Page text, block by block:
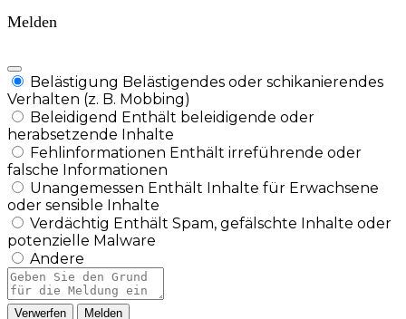
Melden
Belästigung Belästigendes oder schikanierendes
Verhalten (z. B. Mobbing)
Beleidigend Enthält beleidigende oder
herabsetzende Inhalte
Fehlinformationen Enthält irreführende oder
falsche Informationen
Unangemessen Enthält Inhalte für Erwachsene
oder sensible Inhalte
Verdächtig Enthält Spam, gefälschte Inhalte oder
potenzielle Malware
Andere
Berichtsnotiz
Melden